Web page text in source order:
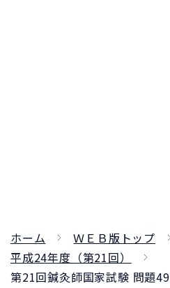
ホーム
ＷＥＢ版トップ
平成24年度（第21回）
第21回鍼灸師国家試験 問題49